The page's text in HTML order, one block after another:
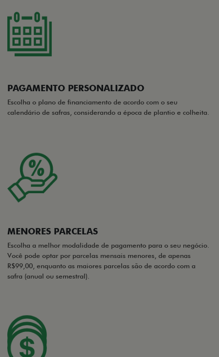
PAGAMENTO PERSONALIZADO
Escolha o plano de financiamento de acordo com o seu
calendário de safras, considerando a época de plantio e colheita.
MENORES PARCELAS
Escolha a melhor modalidade de pagamento para o seu negócio.
Você pode optar por parcelas mensais menores, de apenas
R$99,00, enquanto as maiores parcelas são de acordo com a
safra (anual ou semestral).